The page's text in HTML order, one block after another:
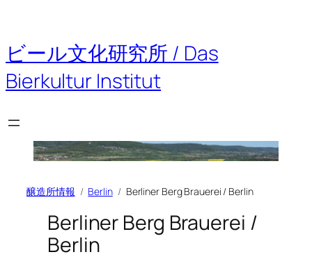
を
ス
キ
ッ
ビール文化研究所 / Das
Bierkultur Institut
醸造所情報 Berlin Berliner Berg Brauerei / Berlin
Berliner Berg Brauerei /
Berlin